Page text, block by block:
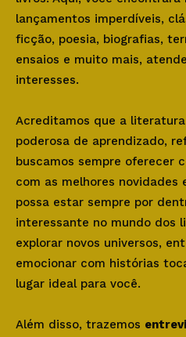
lançamentos imperdíveis,
ficção, poesia, biografias,
ensaios e muito mais,
interesses.
Acreditamos que a
poderosa de aprendizado,
buscamos sempre oferecer
com as melhores novidades
possa estar sempre por
interessante no mundo dos
explorar novos universos,
emocionar com histórias
lugar ideal para você.
Além disso, trazemos